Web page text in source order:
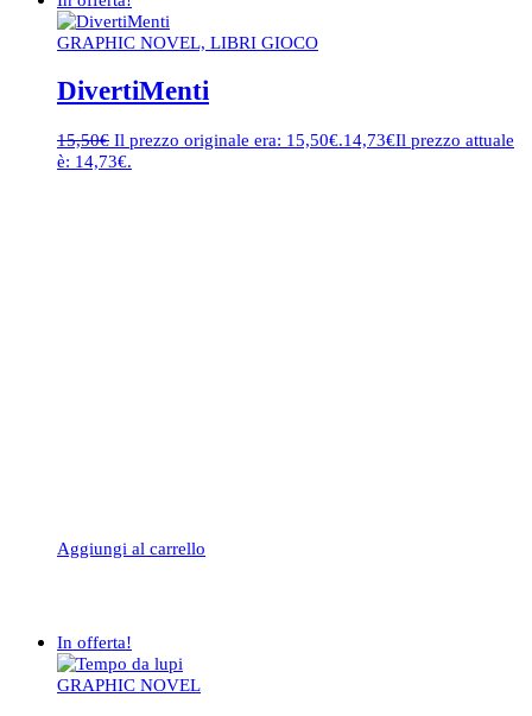
GRAPHIC NOVEL, LIBRI GIOCO
DivertiMenti
15,50€ Il prezzo originale era: 15,50€.14,73€Il prezzo attuale
è: 14,73€.
Aggiungi al carrello
In offerta!
GRAPHIC NOVEL